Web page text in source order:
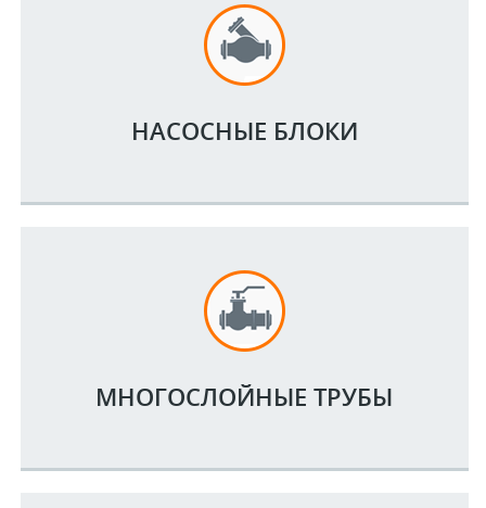
НАСОСНЫЕ БЛОКИ
МНОГОСЛОЙНЫЕ ТРУБЫ